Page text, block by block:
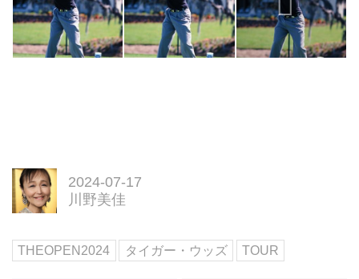
2024-07-17
川野美佳
THEOPEN2024 タイガー・ウッズ TOUR